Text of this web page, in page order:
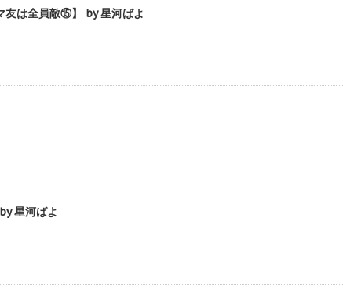
友は全員敵⑮】 by 星河ばよ
星河ばよ